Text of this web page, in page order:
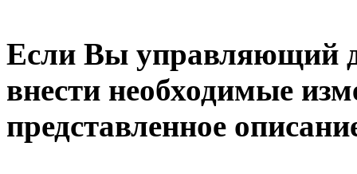
Если Вы управляющий
внести необходимые
представленное